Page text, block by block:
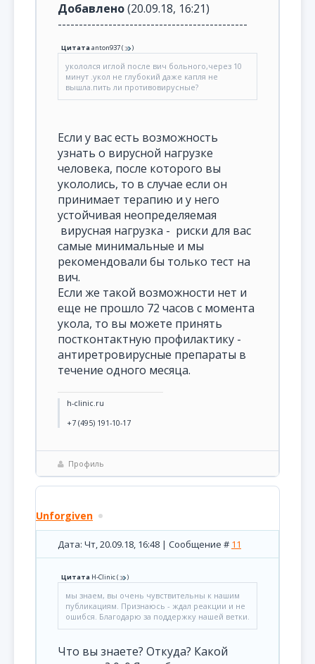
Добавлено(20.09.18, 16:21)
---------------------------------------------
Цитатаanton937( )
укололся иглой после вич больного,через 10
минут .укол не глубокий даже капля не
вышла.пить ли противовирусные?
Если у вас есть возможность
узнать о вирусной нагрузке
человека, после которого вы
укололись, то в случае если он
принимает терапию и у него
устойчивая неопределяемая
вирусная нагрузка - риски для вас
самые минимальные и мы
рекомендовали бы только тест на
вич.
Если же такой возможности нет и
еще не прошло 72 часов с момента
укола, то вы можете принять
постконтактную профилактику -
антиретровирусные препараты в
течение одного месяца.
h-clinic.ru
+7 (495) 191-10-17
Профиль
Unforgiven
Дата: Чт, 20.09.18, 16:48 | Сообщение # 11
Цитата H-Clinic( )
мы знаем, вы очень чувствительны к нашим
публикациям. Признаюсь - ждал реакции и не
ошибся. Благодарю за поддержку нашей ветки.
Что вы знаете? Откуда? Какой